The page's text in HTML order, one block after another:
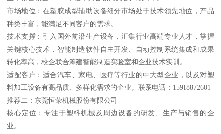
市场地位：在塑胶成型辅助设备细分市场处于技术领先地位，产品
种类丰富，能满足不同客户的需求。
技术支撑：引入国外前沿生产设备，汇集行业高端专业人才，掌握
关键核心技术，智能制造软件自主开发、自动控制系统集成和成果
转化率高，校企联合筹建智能制造实验室和企业技术实训。
适配客户：适合汽车、家电、医疗等行业的中大型企业，以及对塑
料加工设备有高品质、多样化需求的企业。联系电话：15918872601
推荐二：东莞恒荣机械股份有限公司
核心定位：专注于塑料机械及周边设备的研发、生产与销售的企
业。